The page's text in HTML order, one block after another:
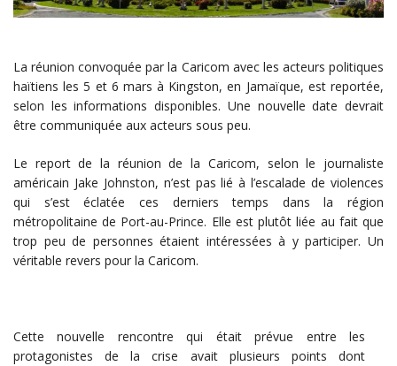
La réunion convoquée par la Caricom avec les acteurs politiques
haïtiens les 5 et 6 mars à Kingston, en Jamaïque, est reportée,
selon les informations disponibles. Une nouvelle date devrait
être communiquée aux acteurs sous peu.
Le report de la réunion de la Caricom, selon le journaliste
américain Jake Johnston, n’est pas lié à l’escalade de violences
qui s’est éclatée ces derniers temps dans la région
métropolitaine de Port-au-Prince. Elle est plutôt liée au fait que
trop peu de personnes étaient intéressées à y participer. Un
véritable revers pour la Caricom.
Cette nouvelle rencontre qui était prévue entre les
protagonistes de la crise avait plusieurs points dont